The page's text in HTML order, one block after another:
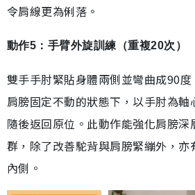
令肩線更為俐落。
動作5：手臂外旋訓練（重複20次）
雙手手肘緊貼身體兩側並彎曲成90
肩膀固定不動的狀態下，以手肘為軸
隨後返回原位。此動作能強化肩膀深
群，除了改善駝背與肩膀緊繃外，
內側。